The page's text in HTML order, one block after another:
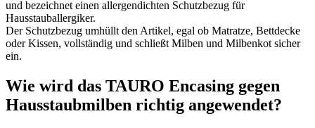
und bezeichnet einen allergendichten Schutzbezug für
Hausstauballergiker.
Der Schutzbezug umhüllt den Artikel, egal ob Matratze, Bettdecke
oder Kissen, vollständig und schließt Milben und Milbenkot sicher
ein.
Wie wird das TAURO Encasing gegen
Hausstaubmilben richtig angewendet?